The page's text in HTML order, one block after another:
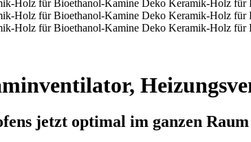
jetzt optimal im ganzen Raum